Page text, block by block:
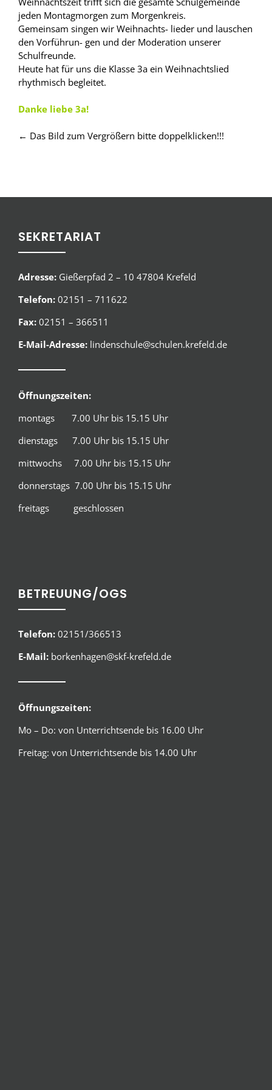
jeden Montagmorgen zum Morgenkreis.
Gemeinsam singen wir Weihnachts- lieder und lauschen
den Vorführun- gen und der Moderation unserer
Schulfreunde.
Heute hat für uns die Klasse 3a ein Weihnachtslied
rhythmisch begleitet.
Danke liebe 3a!
← Das Bild zum Vergrößern bitte doppelklicken!!!
SEKRETARIAT
Adresse: Gießerpfad 2 – 10 47804 Krefeld
Telefon: 02151 – 711622
Fax: 02151 – 366511
E-Mail-Adresse: lindenschule@schulen.krefeld.de
Öffnungszeiten:
montags 7.00 Uhr bis 15.15 Uhr
dienstags 7.00 Uhr bis 15.15 Uhr
mittwochs 7.00 Uhr bis 15.15 Uhr
donnerstags 7.00 Uhr bis 15.15 Uhr
freitags geschlossen
BETREUUNG/OGS
Telefon: 02151/366513
E-Mail: borkenhagen@skf-krefeld.de
Öffnungszeiten:
Mo – Do: von Unterrichtsende bis 16.00 Uhr
Freitag: von Unterrichtsende bis 14.00 Uhr